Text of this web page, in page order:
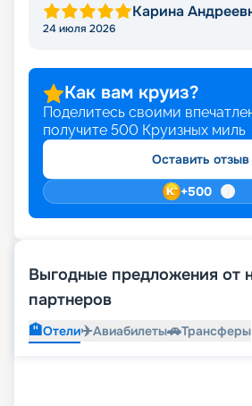
Карина
24 июля 2026
Как вам круиз?
Поделитесь своими
получите 500 Круизных миль
Оставить отзыв
+500
Выгодные предложения от
партнеров
🏨Отели✈️Авиабилеты🚗Трансферы